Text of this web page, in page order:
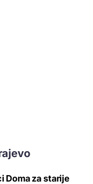
Doma za starije